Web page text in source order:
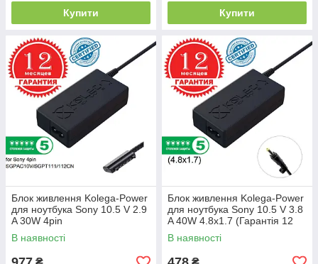
Купити Купити
Блок живлення Kolega-Power
для ноутбука Sony 10.5 V 2.9
A 30W 4pin
SGPAC10V/SGPT111/112CN
(Гарантія 12 міс)
В наявності
Блок живлення Kolega-Power
для ноутбука Sony 10.5 V 3.8
A 40W 4.8x1.7 (Гарантія 12
міс)
В наявності